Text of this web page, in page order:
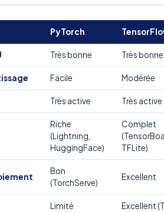
PyTorch
Très bonne Très bonne
Facile Modérée
Très active Très active
Riche
(Lightning,
HuggingFace)
Complet
TFLite)
Bon
(TorchServe)
Excellent
Limité Excellent